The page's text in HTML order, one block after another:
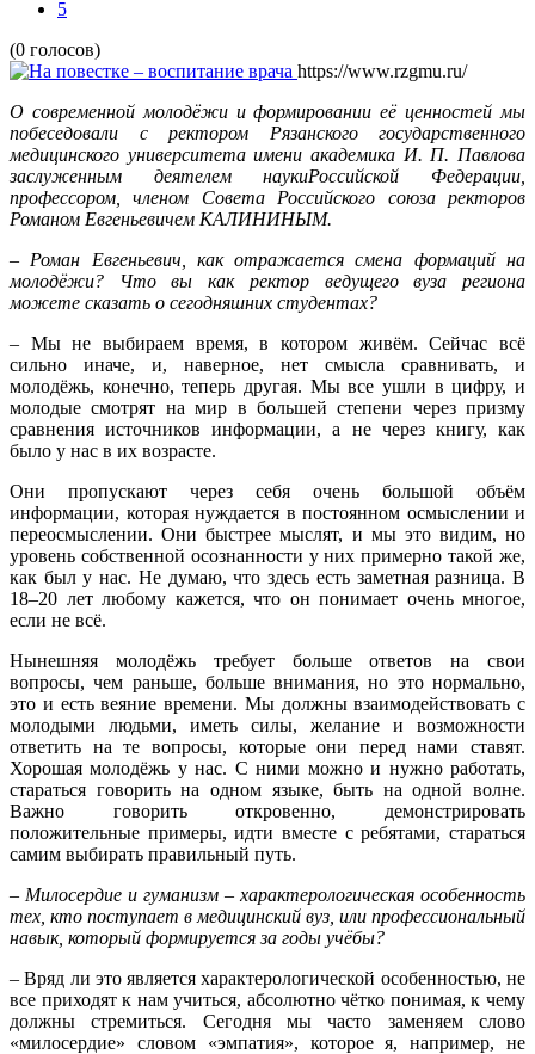
5
(0 голосов)
https://www.rzgmu.ru/
О современной молодёжи и формировании её ценностей мы
побеседовали с ректором Рязанского государственного
медицинского университета имени академика И. П. Павлова
заслуженным деятелем наукиРоссийской Федерации,
профессором, членом Совета Российского союза ректоров
Романом Евгеньевичем КАЛИНИНЫМ.
– Роман Евгеньевич, как отражается смена формаций на
молодёжи? Что вы как ректор ведущего вуза региона
можете сказать о сегодняшних студентах?
– Мы не выбираем время, в котором живём. Сейчас всё
сильно иначе, и, наверное, нет смысла сравнивать, и
молодёжь, конечно, теперь другая. Мы все ушли в цифру, и
молодые смотрят на мир в большей степени через призму
сравнения источников информации, а не через книгу, как
было у нас в их возрасте.
Они пропускают через себя очень большой объём
информации, которая нуждается в постоянном осмыслении и
переосмыслении. Они быстрее мыслят, и мы это видим, но
уровень собственной осознанности у них примерно такой же,
как был у нас. Не думаю, что здесь есть заметная разница. В
18–20 лет любому кажется, что он понимает очень многое,
если не всё.
Нынешняя молодёжь требует больше ответов на свои
вопросы, чем раньше, больше внимания, но это нормально,
это и есть веяние времени. Мы должны взаимодействовать с
молодыми людьми, иметь силы, желание и возможности
ответить на те вопросы, которые они перед нами ставят.
Хорошая молодёжь у нас. С ними можно и нужно работать,
стараться говорить на одном языке, быть на одной волне.
Важно говорить откровенно, демонстрировать
положительные примеры, идти вместе с ребятами, стараться
самим выбирать правильный путь.
– Милосердие и гуманизм – характерологическая особенность
тех, кто поступает в медицинский вуз, или профессиональный
навык, который формируется за годы учёбы?
– Вряд ли это является характерологической особенностью, не
все приходят к нам учиться, абсолютно чётко понимая, к чему
должны стремиться. Сегодня мы часто заменяем слово
«милосердие» словом «эмпатия», которое я, например, не